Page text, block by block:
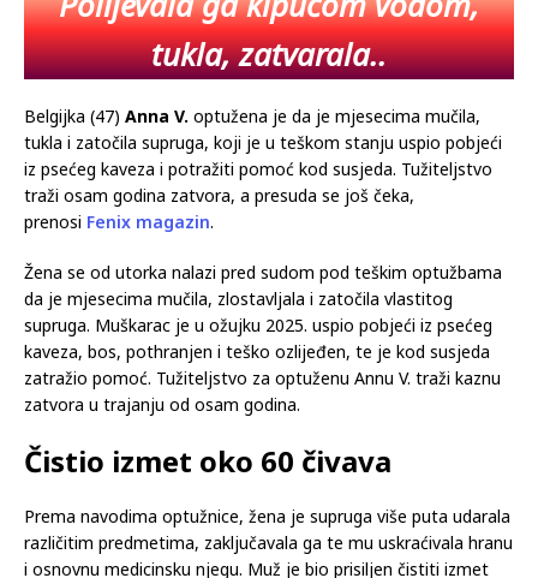
Ilustracija
Polijevala ga kipućom vodom,
tukla, zatvarala..
Belgijka (47)
optužena je da je mjesecima mučila,
tukla i zatočila supruga, koji je u teškom stanju uspio pobjeći
iz psećeg kaveza i potražiti pomoć kod susjeda. Tužiteljstvo
traži osam godina zatvora, a presuda se još čeka,
prenosi Fenix magazin
Žena se od utorka nalazi pred sudom pod teškim optužbama
da je mjesecima mučila, zlostavljala i zatočila vlastitog
supruga. Muškarac je u ožujku 2025. uspio pobjeći iz psećeg
kaveza, bos, pothranjen i teško ozlijeđen, te je kod susjeda
zatražio pomoć. Tužiteljstvo za optuženu Annu V. traži kaznu
Čistio izmet oko 60 čivava